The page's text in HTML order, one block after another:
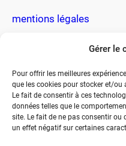
Gérer le
Pour offrir les meilleures
que les cookies pour stocker et/
Le fait de consentir à ces
données telles que le
site. Le fait de ne pas consentir ou
un effet négatif sur certaines
mentions légales
FAQ
Communication
101 rue du champ de